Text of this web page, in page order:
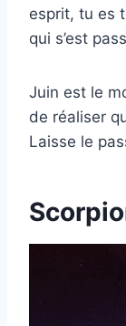
esprit, tu es
qui s’est
Juin est le
de réaliser
Laisse le